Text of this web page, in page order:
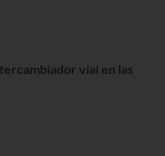
vial en las